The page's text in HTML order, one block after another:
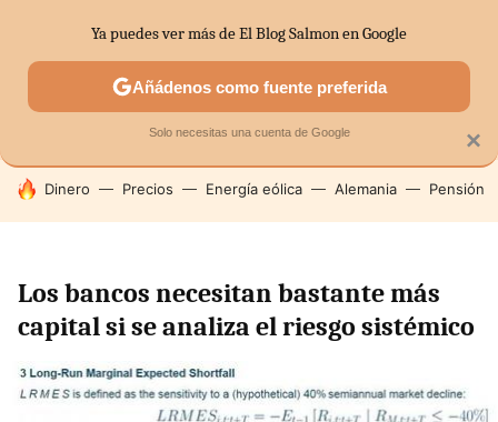
SECTORES ECONOMÍA DOMÉSTICA MERCADOS
HOY SE HABLA DE
Dinero Precios Energía eólica Alemania Pensión
Los bancos necesitan bastante más
capital si se analiza el riesgo sistémico
×
Ya puedes ver más de El Blog Salmon en Google
Añádenos como fuente preferida
Solo necesitas una cuenta de Google